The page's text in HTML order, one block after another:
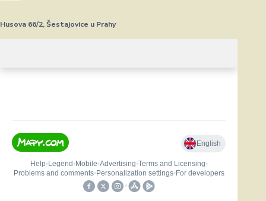
Husova 66/2, Šestajovice u Prahy